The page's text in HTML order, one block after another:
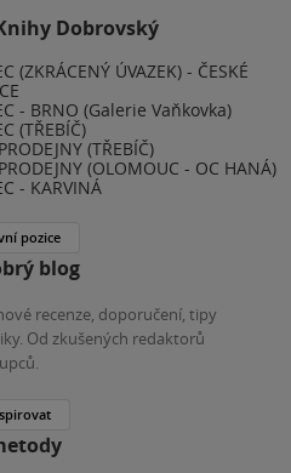
Dobrovský
(ZKRÁCENÝ ÚVAZEK) - ČESKÉ
- BRNO (Galerie Vaňkovka)
(TŘEBÍČ)
(TŘEBÍČ)
(OLOMOUC - OC HANÁ)
- KARVINÁ
pozice
blog
recenze, doporučení, tipy
Od zkušených redaktorů